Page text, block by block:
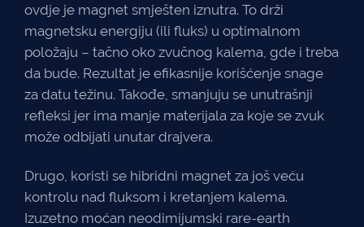
ovdje je magnet smješten iznutra. To drži
magnetsku energiju (ili fluks) u optimalnom
položaju – tačno oko zvučnog kalema, gde i treba
da bude. Rezultat je efikasnije korišćenje snage
za datu težinu. Takođe, smanjuju se unutrašnji
refleksi jer ima manje materijala za koje se zvuk
može odbijati unutar drajvera.
Drugo, koristi se hibridni magnet za još veću
kontrolu nad fluksom i kretanjem kalema.
Izuzetno moćan neodimijumski rare-earth